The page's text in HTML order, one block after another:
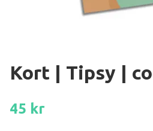
Kort | Tipsy |
45 kr